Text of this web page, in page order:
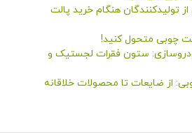
تولیدکنندگان هنگام خرید پالت
چوبی متحول کنید!
ستون فقرات لجستیک و
از ضایعات تا محصولات خلاقانه